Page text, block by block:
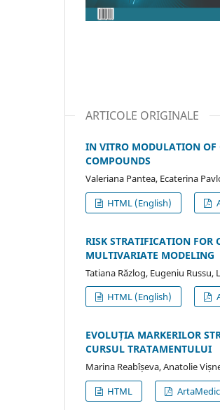
ARTICOLE ORIGINALE
IN VITRO MODULATION OF
COMPOUNDS
Valeriana Pantea, Ecaterina
HTML (English)
RISK STRATIFICATION FOR
MULTIVARIATE MODELING
Tatiana Răzlog, Eugeniu Russu,
HTML (English)
EVOLUȚIA MARKERILOR
CURSUL TRATAMENTULUI
Marina Reabîșeva, Anatolie
HTML